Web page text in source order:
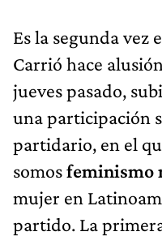
Es la segunda vez
Carrió hace
jueves pasado,
una participación
partidario, en el
somosfeminismo
mujer en
partido. La